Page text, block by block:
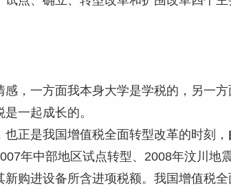
，一方面我本身大学是学税的，另一
一起成长的。
正是我国增值税全面转型改革的时刻，
年中部地区试点转型、2008年汶川地
购进设备所含进项税额。我国增值税全